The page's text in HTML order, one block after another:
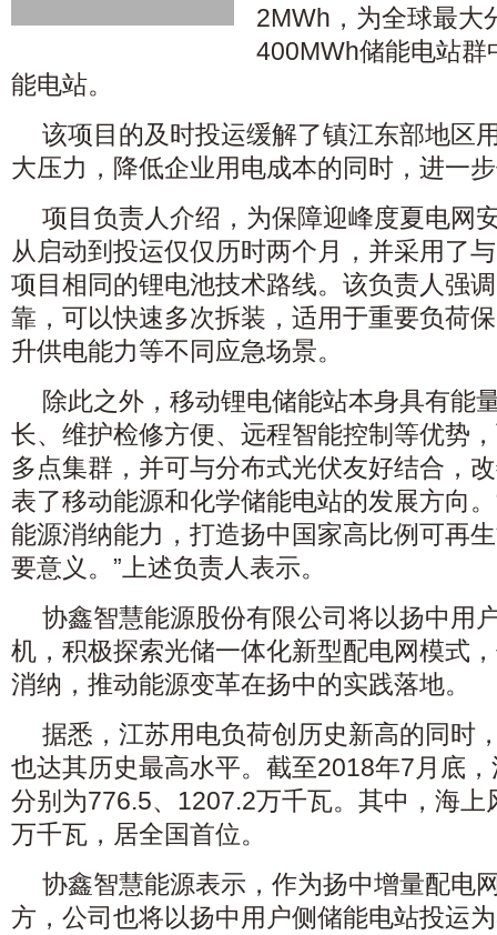
2MWh，为全球最大
400MWh储能电站群
能电站。
该项目的及时投运缓解了镇江东部地区
大压力，降低企业用电成本的同时，进一
项目负责人介绍，为保障迎峰度夏电网
从启动到投运仅仅历时两个月，并采用了
项目相同的锂电池技术路线。该负责人强
靠，可以快速多次拆装，适用于重要负荷
升供电能力等不同应急场景。
除此之外，移动锂电储能站本身具有能
长、维护检修方便、远程智能控制等优势
多点集群，并可与分布式光伏友好结合，
表了移动能源和化学储能电站的发展方向
能源消纳能力，打造扬中国家高比例可再
要意义。”上述负责人表示。
协鑫智慧能源股份有限公司将以扬中用
机，积极探索光储一体化新型配电网模式
消纳，推动能源变革在扬中的实践落地。
据悉，江苏用电负荷创历史新高的同时
也达其历史最高水平。截至2018年7月底
分别为776.5、1207.2万千瓦。其中，海上
万千瓦，居全国首位。
协鑫智慧能源表示，作为扬中增量配电
方，公司也将以扬中用户侧储能电站投运